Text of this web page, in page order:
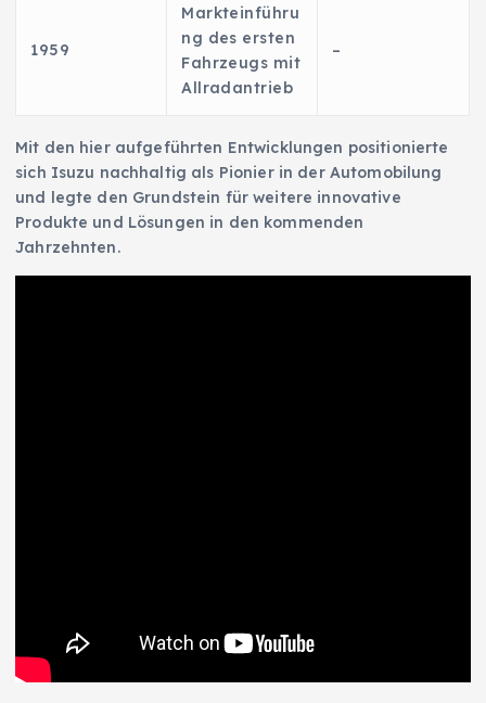
1959
Markteinführu
ng des ersten
Fahrzeugs mit
Allradantrieb
–
Mit den hier aufgeführten Entwicklungen positionierte
sich Isuzu nachhaltig als Pionier in der Automobilung
und legte den Grundstein für weitere innovative
Produkte und Lösungen in den kommenden
Jahrzehnten.